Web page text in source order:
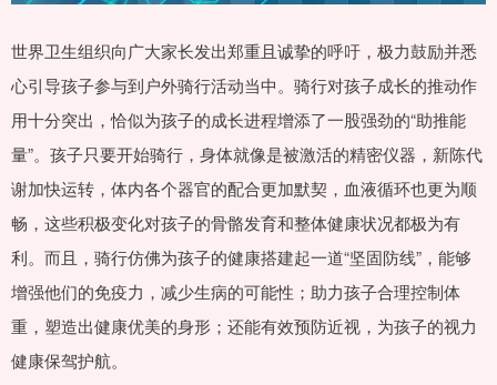
世界卫生组织向广大家长发出郑重且诚挚的呼吁，极力鼓励并悉
心引导孩子参与到户外骑行活动当中。骑行对孩子成长的推动作
用十分突出，恰似为孩子的成长进程增添了一股强劲的“助推能
量”。孩子只要开始骑行，身体就像是被激活的精密仪器，新陈代
谢加快运转，体内各个器官的配合更加默契，血液循环也更为顺
畅，这些积极变化对孩子的骨骼发育和整体健康状况都极为有
利。而且，骑行仿佛为孩子的健康搭建起一道“坚固防线”，能够
增强他们的免疫力，减少生病的可能性；助力孩子合理控制体
重，塑造出健康优美的身形；还能有效预防近视，为孩子的视力
健康保驾护航。